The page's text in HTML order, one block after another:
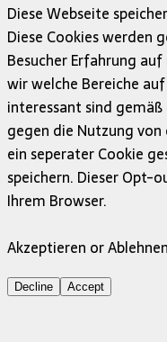
Diese Webseite
Diese Cookies werden
Besucher Erfahrung
wir welche Bereiche
interessant sind gemäß
gegen die Nutzung
ein seperater Cookie
speichern. Dieser Opt-
Ihrem Browser.
Akzeptieren or Ablehnen
Decline Accept